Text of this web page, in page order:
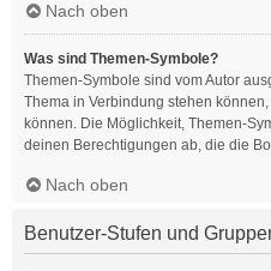
Nach oben
Was sind Themen-Symbole?
Themen-Symbole sind vom Autor
Thema in Verbindung stehen
können. Die Möglichkeit, Themen-
deinen Berechtigungen ab, die die
Nach oben
Benutzer-Stufen und